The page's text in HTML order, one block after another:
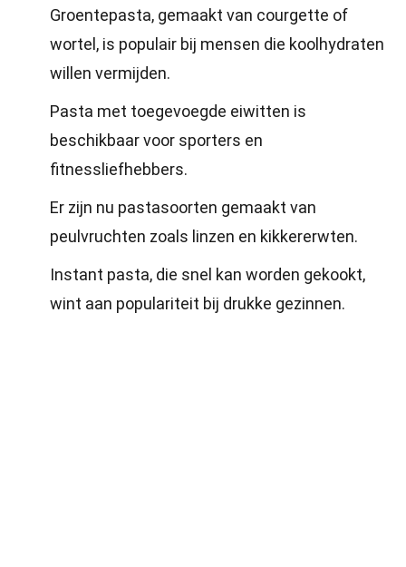
Groentepasta, gemaakt van courgette of
wortel, is populair bij mensen die koolhydraten
willen vermijden.
Pasta met toegevoegde eiwitten is
beschikbaar voor sporters en
fitnessliefhebbers.
Er zijn nu pastasoorten gemaakt van
peulvruchten zoals linzen en kikkererwten.
Instant pasta, die snel kan worden gekookt,
wint aan populariteit bij drukke gezinnen.